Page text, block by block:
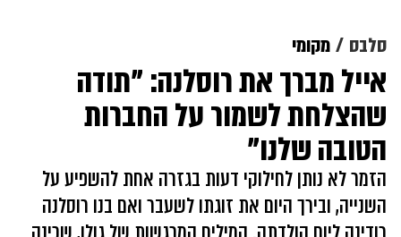
סלבס מקומי
אייל מברך את רוסלנה: "תודה
שהצלחת לשמור על החברות
הטובה שלנו"
הזמר לא נותן לחילוקי דעות בגזרה אחת להשפיע על
השנייה, ובירך היום את זוגתו לשעבר ואם בנו רוסלנה